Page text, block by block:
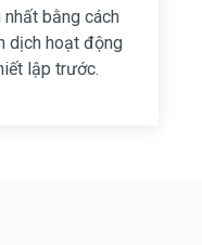
bằng cách
dịch hoạt động
lập trước.